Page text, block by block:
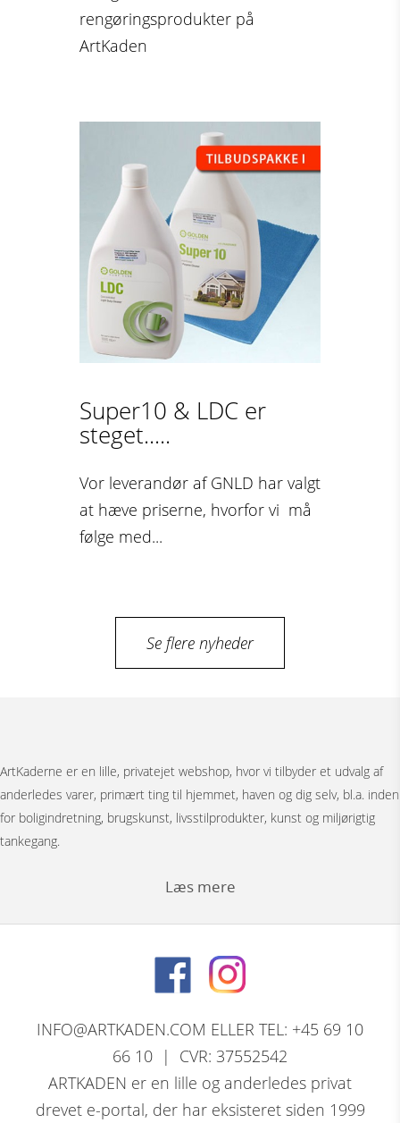
rengøringsprodukter på
ArtKaden
Super10 & LDC er
steget.....
Vor leverandør af GNLD har valgt
at hæve priserne, hvorfor vi må
følge med...
Se flere nyheder
ArtKaderne er en lille, privatejet webshop, hvor vi tilbyder et udvalg af
anderledes varer, primært ting til hjemmet, haven og dig selv, bl.a. inden
for boligindretning, brugskunst, livsstilprodukter, kunst og miljørigtig
tankegang.
Læs mere
Bag menuen ”Figurer” gemmer der sig et stort udvalg af
modeller. Vi har bronzefigurer, dyrefigurer, figurer i resin, Thai figurer,
Tranepar i bronze og retro træfigurer.
David Marshall, den skotsk / spanske skulptørs komplette program af
INFO@ARTKADEN.COM ELLER TEL: +45 69 10
66 10 | CVR: 37552542
ARTKADEN er en lille og anderledes privat
drevet e-portal, der har eksisteret siden 1999